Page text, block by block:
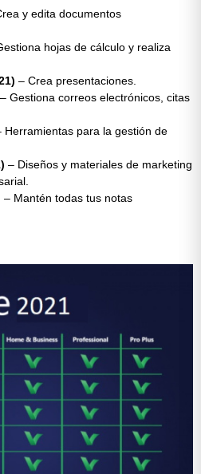
y edita documentos
hojas de cálculo y realiza
– Crea presentaciones.
– Gestiona correos electrónicos, citas
Herramientas para la gestión de
– Diseños y materiales de marketing
– Mantén todas tus notas